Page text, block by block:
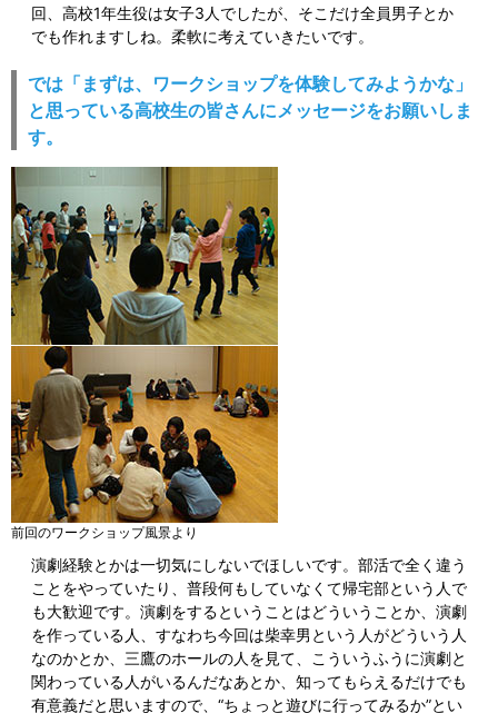
回、高校1年生役は女子3人でしたが、そこだけ全員男子とか
でも作れますしね。柔軟に考えていきたいです。
では「まずは、ワークショップを体験してみようかな」
と思っている高校生の皆さんにメッセージをお願いしま
す。
前回のワークショップ風景より
演劇経験とかは一切気にしないでほしいです。部活で全く違う
ことをやっていたり、普段何もしていなくて帰宅部という人で
も大歓迎です。演劇をするということはどういうことか、演劇
を作っている人、すなわち今回は柴幸男という人がどういう人
なのかとか、三鷹のホールの人を見て、こういうふうに演劇と
関わっている人がいるんだなあとか、知ってもらえるだけでも
有意義だと思いますので、“ちょっと遊びに行ってみるか”とい